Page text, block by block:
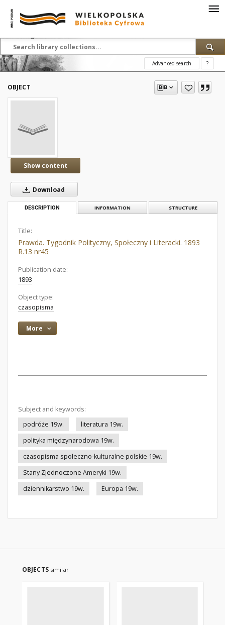
Advanced search ?
OBJECT
Show content
Download
DESCRIPTION INFORMATION STRUCTURE
Title:
Prawda. Tygodnik Polityczny, Społeczny i Literacki. 1893
R.13 nr45
Publication date:
1893
Object type:
czasopisma
More
Subject and keywords:
podróże 19w.
literatura 19w.
polityka międzynarodowa 19w.
czasopisma społeczno-kulturalne polskie 19w.
Stany Zjednoczone Ameryki 19w.
dziennikarstwo 19w.
Europa 19w.
OBJECTS similar